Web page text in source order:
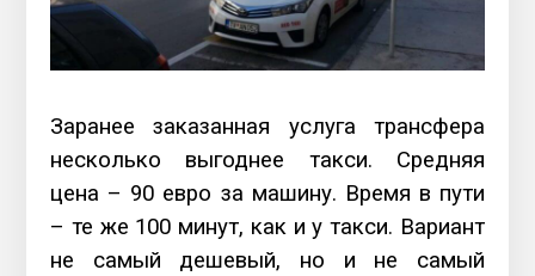
Заранее заказанная услуга трансфера
несколько выгоднее такси. Средняя
цена – 90 евро за машину. Время в пути
– те же 100 минут, как и у такси. Вариант
не самый дешевый, но и не самый